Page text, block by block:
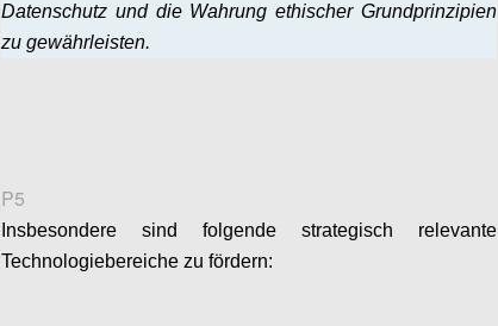
Datenschutz und die Wahrung ethischer Grundprinzipien
zu gewährleisten.
P5
Insbesondere sind folgende strategisch relevante
Technologiebereiche zu fördern: